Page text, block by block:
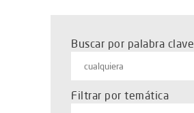
Buscar por palabra clave
Filtrar por temática